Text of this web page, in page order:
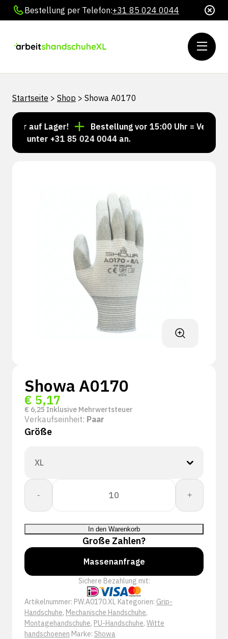
Bestellung per Telefon:+31 85 024 0044
Startseite > Shop > Showa A0170
auf Lager!
Bestellung vor 15:00 Uhr = Versand
unter +31 85 024 0044 an.
Showa A0170
€ 5,17
€ 6,25 Inklusive Mehrwertsteuer
Verkaufseinheit: Paar
Größe
-
Showa
A0170
Menge
+
In den Warenkorb
Große Zahlen?
Massenanfrage
Sichere Bezahlung mit:
Artikelnummer: PW.A0170.XL Kategorien: Grip-
Handschuhe, Mechanische Handschuhe,
Montagehandschuhe, PU-Handschuhe, Witte
handschoenen Marke: Showa